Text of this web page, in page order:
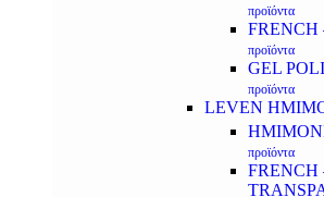
προϊόντα
FRENCH
προϊόντα
GEL
προϊόντα
LEVEN
προϊόντα
FRENCH